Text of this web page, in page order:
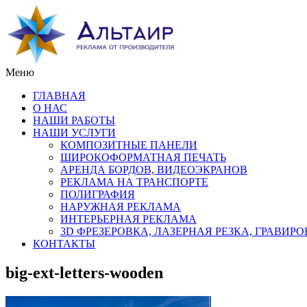
Меню
ГЛАВНАЯ
О НАС
НАШИ РАБОТЫ
НАШИ УСЛУГИ
КОМПОЗИТНЫЕ ПАНЕЛИ
ШИРОКОФОРМАТНАЯ ПЕЧАТЬ
АРЕНДА БОРДОВ, ВИДЕОЭКРАНОВ
РЕКЛАМА НА ТРАНСПОРТЕ
ПОЛИГРАФИЯ
НАРУЖНАЯ РЕКЛАМА
ИНТЕРЬЕРНАЯ РЕКЛАМА
3D ФРЕЗЕРОВКА, ЛАЗЕРНАЯ РЕЗКА,
КОНТАКТЫ
big-ext-letters-wooden